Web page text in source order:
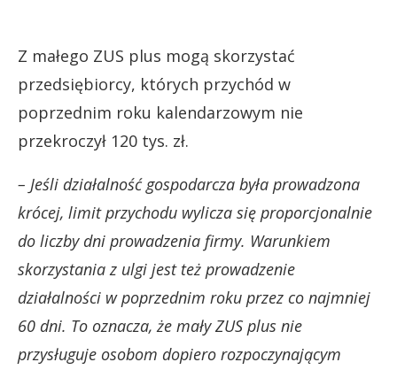
Z małego ZUS plus mogą skorzystać
przedsiębiorcy, których przychód w
poprzednim roku kalendarzowym nie
przekroczył 120 tys. zł.
– Jeśli działalność gospodarcza była prowadzona
krócej, limit przychodu wylicza się proporcjonalnie
do liczby dni prowadzenia firmy. Warunkiem
skorzystania z ulgi jest też prowadzenie
działalności w poprzednim roku przez co najmniej
60 dni. To oznacza, że mały ZUS plus nie
przysługuje osobom dopiero rozpoczynającym